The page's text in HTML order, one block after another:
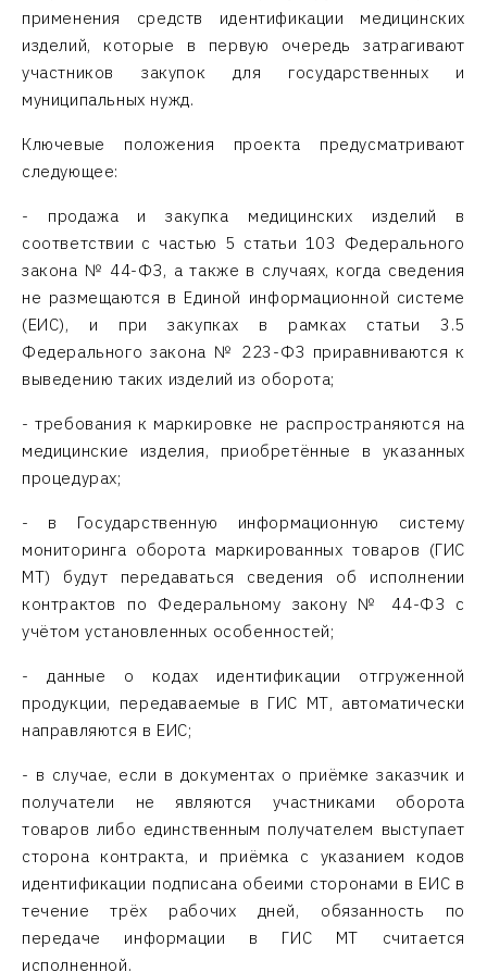
применения средств идентификации медицинских
изделий, которые в первую очередь затрагивают
участников закупок для государственных и
муниципальных нужд.
Ключевые положения проекта предусматривают
следующее:
- продажа и закупка медицинских изделий в
соответствии с частью 5 статьи 103 Федерального
закона № 44-ФЗ, а также в случаях, когда сведения
не размещаются в Единой информационной системе
(ЕИС), и при закупках в рамках статьи 3.5
Федерального закона № 223-ФЗ приравниваются к
выведению таких изделий из оборота;
- требования к маркировке не распространяются на
медицинские изделия, приобретённые в указанных
процедурах;
- в Государственную информационную систему
мониторинга оборота маркированных товаров (ГИС
МТ) будут передаваться сведения об исполнении
контрактов по Федеральному закону № 44-ФЗ с
учётом установленных особенностей;
- данные о кодах идентификации отгруженной
продукции, передаваемые в ГИС МТ, автоматически
направляются в ЕИС;
- в случае, если в документах о приёмке заказчик и
получатели не являются участниками оборота
товаров либо единственным получателем выступает
сторона контракта, и приёмка с указанием кодов
идентификации подписана обеими сторонами в ЕИС в
течение трёх рабочих дней, обязанность по
передаче информации в ГИС МТ считается
исполненной.